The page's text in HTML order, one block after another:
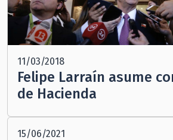
11/03/2018
Felipe Larraín asume
de Hacienda
15/06/2021